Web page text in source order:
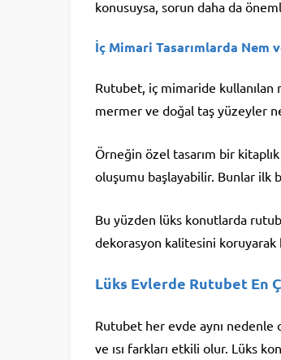
konusuysa, sorun daha da
İç Mimari Tasarımlarda
Rutubet, iç mimaride
mermer ve doğal taş yüzeyler
Örneğin özel tasarım bir
oluşumu başlayabilir. Bunlar ilk
Bu yüzden lüks konutlarda
dekorasyon kalitesini koruyarak
Lüks Evlerde Rutubet En
Rutubet her evde aynı nedenle
ve ısı farkları etkili olur. Lüks